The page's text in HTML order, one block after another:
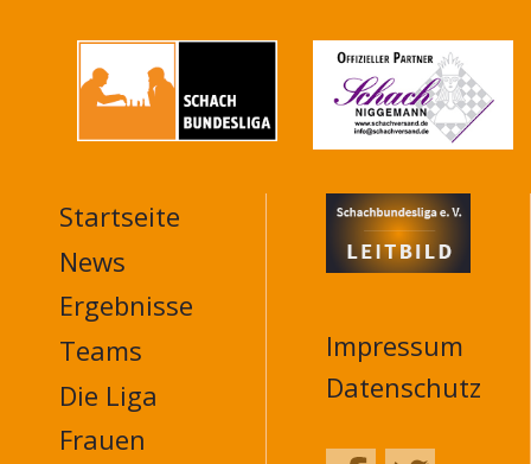
MAIN
NAVIGATION
FOOTER
Startseite
News
Ergebnisse
Teams
Die Liga
Frauen
Impressum
Datenschutz